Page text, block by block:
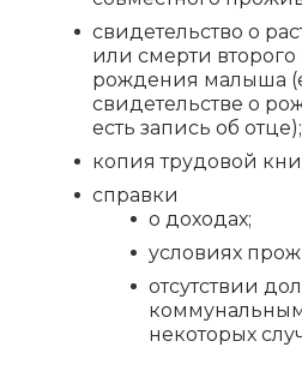
свидетельство о
или смерти
рождения малыша
свидетельстве о
есть запись об отце);
копия трудовой
справки
о доходах;
условиях
отсутствии
некоторых